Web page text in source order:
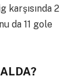
karşısında 2
da 11 gole